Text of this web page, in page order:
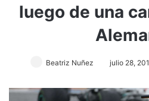
luego de una
Beatriz Nuñez julio 28,